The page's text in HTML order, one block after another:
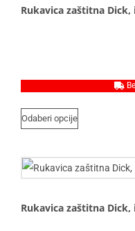
Rukavica zaštitna Dick,
Odaberi opcije
Rukavica zaštitna